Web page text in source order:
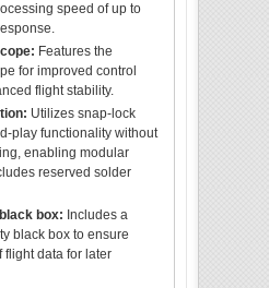
speed of up to
Features the
for improved control
flight stability.
Utilizes snap-lock
play functionality without
enabling modular
reserved solder
box: Includes a
black box to ensure
flight data for later